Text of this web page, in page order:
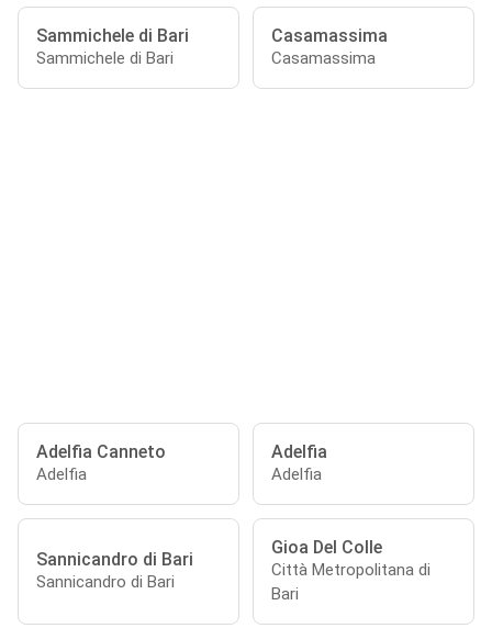
Sammichele di Bari
Sammichele di Bari
Casamassima
Casamassima
Adelfia Canneto
Adelfia
Adelfia
Adelfia
Sannicandro di Bari
Sannicandro di Bari
Gioa Del Colle
Città Metropolitana di
Bari